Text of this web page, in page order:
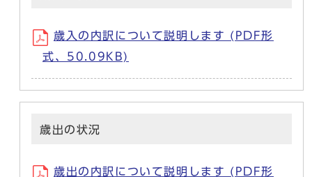
歳入の内訳について説明します (PDF形
式、50.09KB)
歳出の状況
歳出の内訳について説明します (PDF形